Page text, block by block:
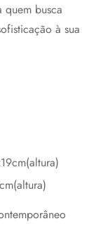
busca
à sua